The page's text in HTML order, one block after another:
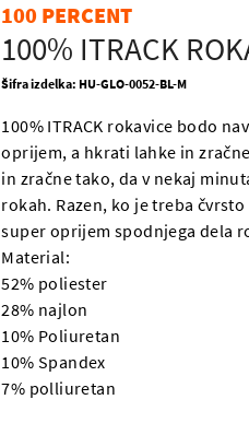
100 PERCENT
100% ITRACK
Šifra izdelka: HU-GLO-0052-BL-M
100% ITRACK rokavice bodo
oprijem, a hkrati lahke in
in zračne tako, da v nekaj
rokah. Razen, ko je treba
super oprijem spodnjega dela
Material:
52% poliester
28% najlon
10% Poliuretan
10% Spandex
7% polliuretan